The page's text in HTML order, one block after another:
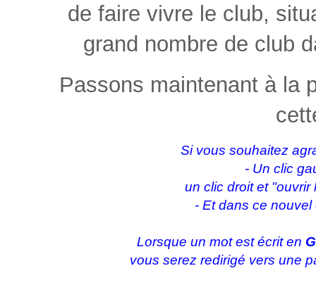
de faire vivre le club,
grand nombre de club
Passons maintenant à la
Si vous souhaitez
- Un clic
un clic droit et
- Et dans ce
Lorsque un mot est écrit en
vous serez redirigé vers une